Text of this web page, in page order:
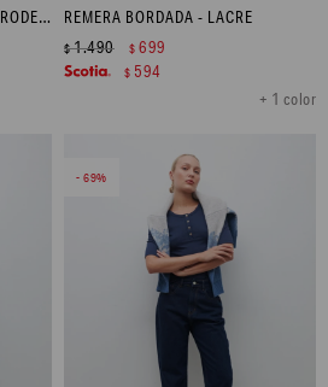
REMERA ESCOTE EN V CON BRODERIE - AZUL MARINO REMERA BORDADA - LACRE
+ 1 color
$1.490 $ 699
$ 594
69